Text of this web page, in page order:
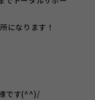
になります！
です(^^)/